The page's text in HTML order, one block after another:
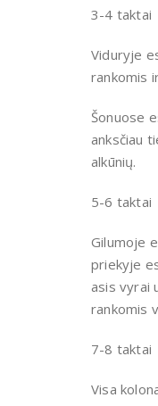
3-4 taktai
Viduryje
rankomis
Šonuose
anksčiau
alkūnių.
5-6 taktai
Gilumoje
priekyje
asis vyrai
rankomis
7-8 taktai
Visa